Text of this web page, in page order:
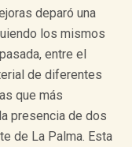
deparó una
los mismos
entre el
de diferentes
que más
presencia de dos
de La Palma. Esta